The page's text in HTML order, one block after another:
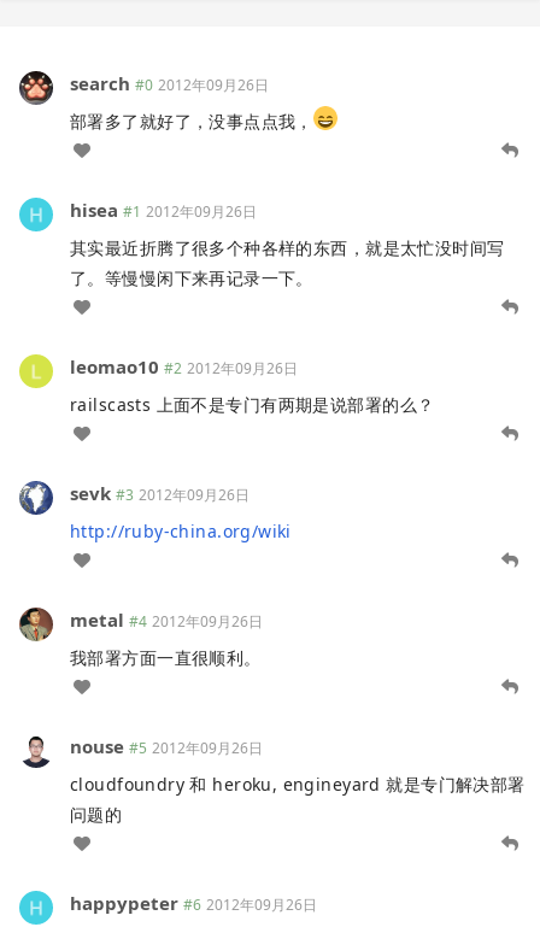
search #0 2012年09月26日
部署多了就好了，没事点点我，
hisea #1 2012年09月26日
其实最近折腾了很多个种各样的东西，就是太忙没时间写
了。等慢慢闲下来再记录一下。
leomao10 #2 2012年09月26日
railscasts 上面不是专门有两期是说部署的么？
sevk #3 2012年09月26日
http://ruby-china.org/wiki
metal #4 2012年09月26日
我部署方面一直很顺利。
nouse #5 2012年09月26日
cloudfoundry 和 heroku, engineyard 就是专门解决部署
问题的
happypeter #6 2012年09月26日